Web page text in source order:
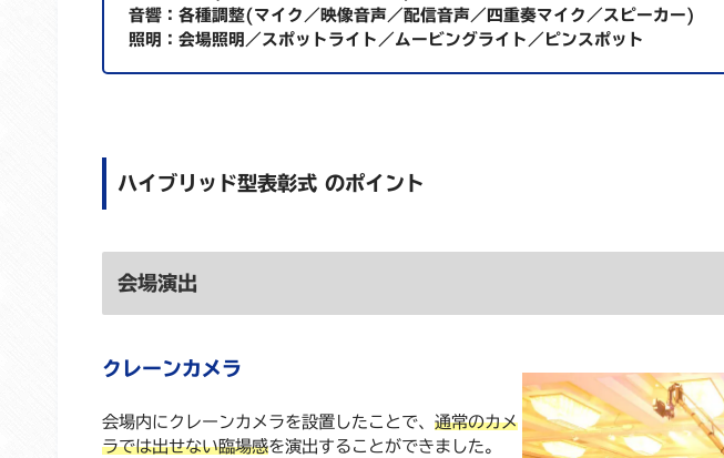
音響：各種調整(マイク／映像音声／配信音声／四重奏マイク／スピーカー)
照明：会場照明／スポットライト／ムービングライト／ピンスポット
ハイブリッド型表彰式 のポイント
会場演出
クレーンカメラ
会場内にクレーンカメラを設置したことで、 通常のカメ
ラでは出せない臨場感を演出することができました。